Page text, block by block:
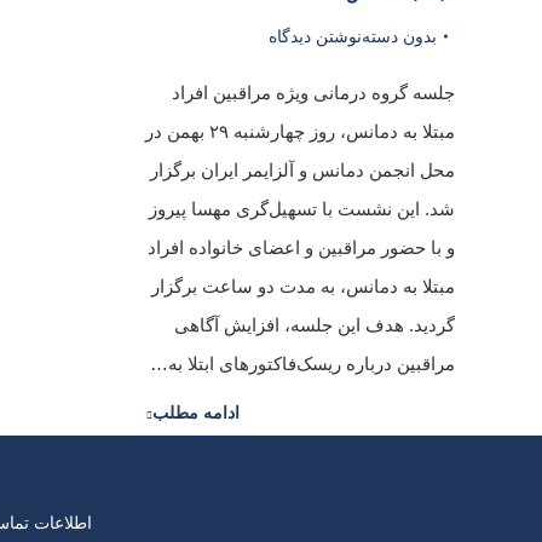
بدون دستهنوشتن دیدگاه
جلسه گروه درمانی ویژه مراقبین افراد
مبتلا به دمانس، روز چهارشنبه ۲۹ بهمن در
محل انجمن دمانس و آلزایمر ایران برگزار
شد. این نشست با تسهیل‌گری مهسا پیروز
و با حضور مراقبین و اعضای خانواده افراد
مبتلا به دمانس، به مدت دو ساعت برگزار
گردید. هدف این جلسه، افزایش آگاهی
مراقبین درباره ریسک‌فاکتورهای ابتلا به…
ادامه مطلب
اطلاعات